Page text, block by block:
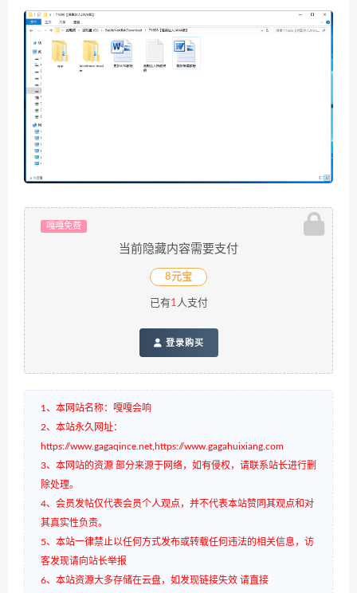
嘎嘎免费
当前隐藏内容需要支付
8元宝
已有1人支付
登录购买
1、本网站名称：嘎嘎会响
2、本站永久网址：
https://www.gagaqince.net,https://www.gagahuixiang.com
3、本网站的资源 部分来源于网络，如有侵权，请联系站长进行删
除处理。
4、会员发帖仅代表会员个人观点，并不代表本站赞同其观点和对
其真实性负责。
5、本站一律禁止以任何方式发布或转载任何违法的相关信息，访
客发现请向站长举报
6、本站资源大多存储在云盘，如发现链接失效 请直接